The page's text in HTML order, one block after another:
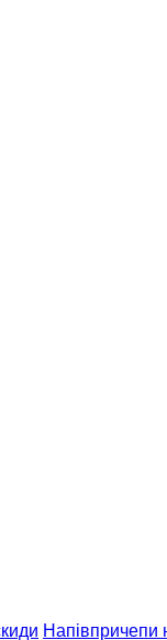
Напівпричепи